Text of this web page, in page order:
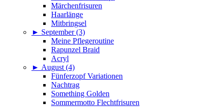
Märchenfrisuren
Haarlänge
Mitbringsel
► September (3)
Meine Pflegeroutine
Rapunzel Braid
Acryl
► August (4)
Fünferzopf Variationen
Nachtrag
Something Golden
Sommermotto Flechtfrisuren